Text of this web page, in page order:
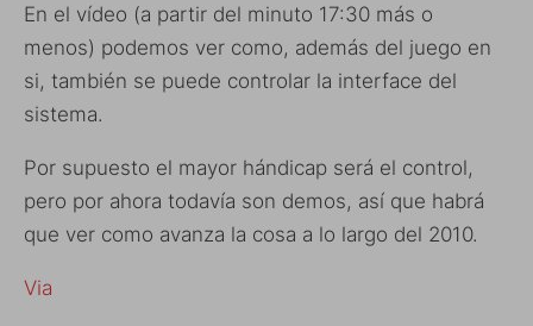
En el vídeo (a partir del minuto 17:30 más o
menos) podemos ver como, además del juego en
si, también se puede controlar la interface del
sistema.
Por supuesto el mayor hándicap será el control,
pero por ahora todavía son demos, así que habrá
que ver como avanza la cosa a lo largo del 2010.
Via